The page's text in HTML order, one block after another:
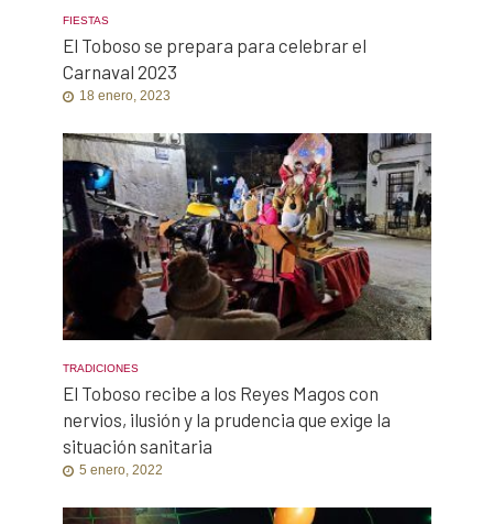
FIESTAS
El Toboso se prepara para celebrar el
Carnaval 2023
18 enero, 2023
TRADICIONES
El Toboso recibe a los Reyes Magos con
nervios, ilusión y la prudencia que exige la
situación sanitaria
5 enero, 2022